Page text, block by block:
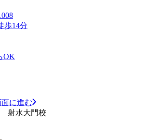
歩14分
OK
に進む
射水大門校